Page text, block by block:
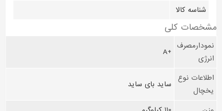
شناسه کالا
مشخصات کلی
نمودارمصرف
انرژی
+A
اطلاعات نوع
یخچال
ساید بای ساید